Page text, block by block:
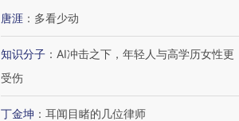
唐涯 ： 多看少动
知识分子 ： AI冲击之下，年轻人与高学历女性更
受伤
丁金坤 ： 耳闻目睹的几位律师